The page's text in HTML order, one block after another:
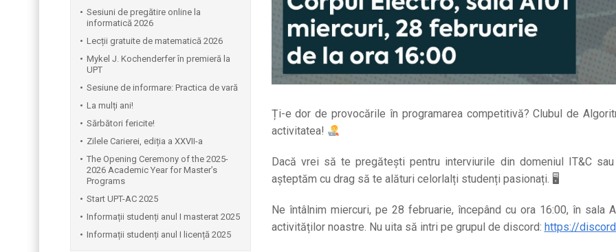
Ți-e dor de provocările în programarea competitivă? Clubul de
activitatea!
Dacă vrei să te pregătești pentru interviurile din domeniul IT&C
așteptăm cu drag să te alături celorlalți studenți pasionați. 🖥
Ne întâlnim miercuri, pe 28 februarie, începând cu ora 16:00, în
activităților noastre. Nu uita să intri pe grupul de discord: https://
Sesiuni de pregătire online la
informatică 2026
Lecții gratuite de matematică 2026
Mykel J. Kochenderfer în premieră la
UPT
Sesiune de informare: Practica de vară
La mulți ani!
Sărbători fericite!
Zilele Carierei, ediția a XXVII-a
The Opening Ceremony of the 2025-
2026 Academic Year for Master’s
Programs
Start UPT-AC 2025
Informații studenți anul I masterat 2025
Informații studenți anul I licență 2025